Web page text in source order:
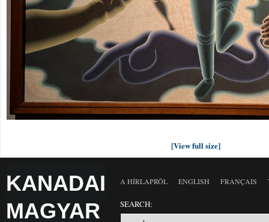
[View full size]
KANADAI
MAGYAR
A HÍRLAPRÓL ENGLISH FRANÇAIS
SEARCH: